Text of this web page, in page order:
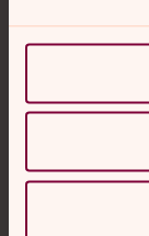
Hitta snabbt
Sociala